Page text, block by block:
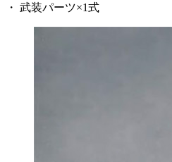
・ 武装パーツ×1式